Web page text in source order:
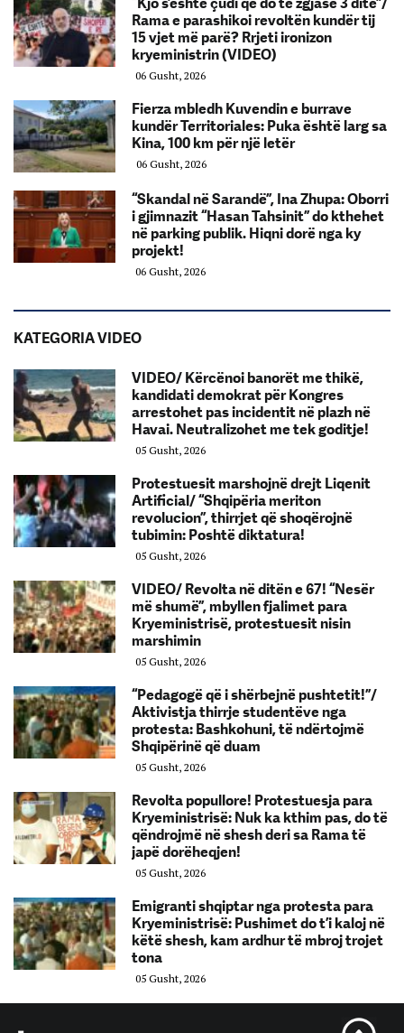
Rama e parashikoi revoltën kundër tij
15 vjet më parë? Rrjeti ironizon
kryeministrin (VIDEO)
06 Gusht, 2026
Fierza mbledh Kuvendin e burrave
kundër Territoriales: Puka është larg sa
Kina, 100 km për një letër
06 Gusht, 2026
“Skandal në Sarandë”, Ina Zhupa: Oborri
i gjimnazit “Hasan Tahsinit” do kthehet
në parking publik. Hiqni dorë nga ky
projekt!
06 Gusht, 2026
KATEGORIA VIDEO
VIDEO/ Kërcënoi banorët me thikë,
kandidati demokrat për Kongres
arrestohet pas incidentit në plazh në
Havai. Neutralizohet me tek goditje!
05 Gusht, 2026
Protestuesit marshojnë drejt Liqenit
Artificial/ “Shqipëria meriton
revolucion”, thirrjet që shoqërojnë
tubimin: Poshtë diktatura!
05 Gusht, 2026
VIDEO/ Revolta në ditën e 67! “Nesër
më shumë”, mbyllen fjalimet para
Kryeministrisë, protestuesit nisin
marshimin
05 Gusht, 2026
“Pedagogë që i shërbejnë pushtetit!”/
Aktivistja thirrje studentëve nga
protesta: Bashkohuni, të ndërtojmë
Shqipërinë që duam
05 Gusht, 2026
Revolta popullore! Protestuesja para
Kryeministrisë: Nuk ka kthim pas, do të
qëndrojmë në shesh deri sa Rama të
japë dorëheqjen!
05 Gusht, 2026
Emigranti shqiptar nga protesta para
Kryeministrisë: Pushimet do t’i kaloj në
këtë shesh, kam ardhur të mbroj trojet
tona
05 Gusht, 2026